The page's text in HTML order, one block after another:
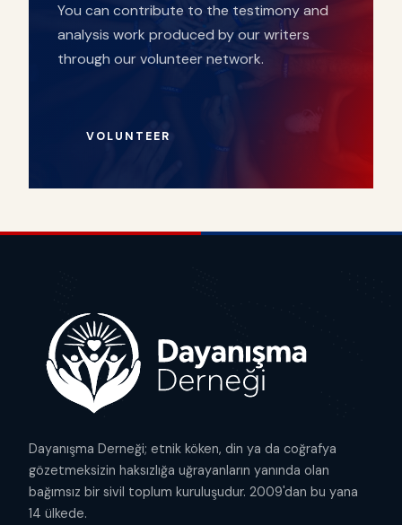
You can contribute to the testimony and
analysis work produced by our writers
through our volunteer network.
VOLUNTEER
Dayanışma Derneği; etnik köken, din ya da coğrafya
gözetmeksizin haksızlığa uğrayanların yanında olan
bağımsız bir sivil toplum kuruluşudur. 2009'dan bu yana
14 ülkede.